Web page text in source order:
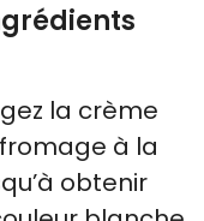
la crème
à la
obtenir